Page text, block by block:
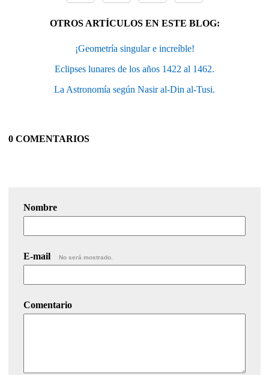
OTROS ARTÍCULOS EN ESTE BLOG:
¡Geometría singular e increíble!
Eclipses lunares de los años 1422 al 1462.
La Astronomía según Nasir al-Din al-Tusi.
0 COMENTARIOS
Nombre
E-mail No será mostrado.
Comentario